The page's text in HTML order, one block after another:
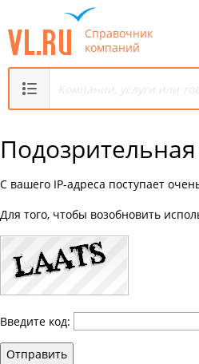
Справочник
компаний
С вашего IP-адреса поступает
Для того, чтобы возобновить
Введите код:
Отправить